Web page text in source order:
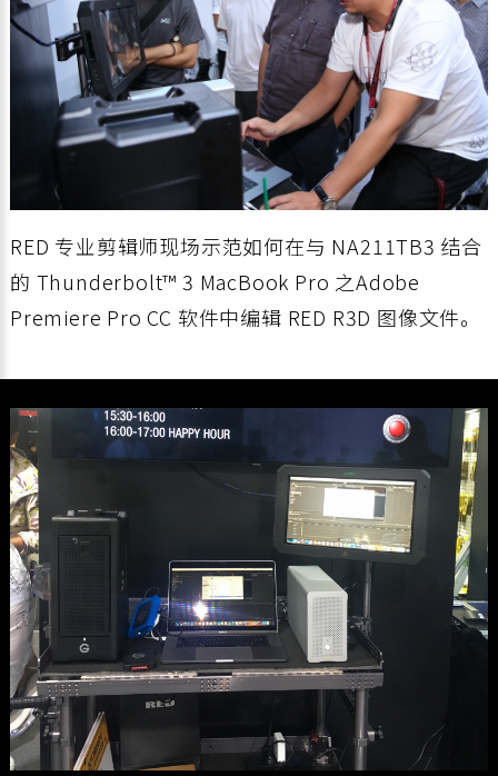
RED 专业剪辑师现场示范如何在与 NA211TB3 结合
的 Thunderbolt™ 3 MacBook Pro 之Adobe
Premiere Pro CC 软件中编辑 RED R3D 图像文件。